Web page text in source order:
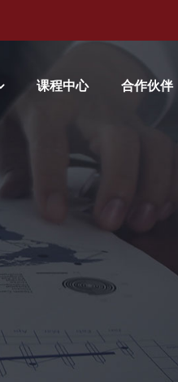
课程中心 合作伙伴